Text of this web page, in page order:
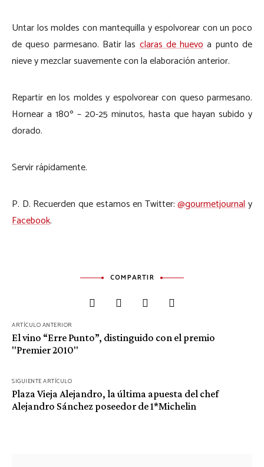
Untar los moldes con mantequilla y espolvorear con un poco
de queso parmesano. Batir lasclaras de huevo a punto de
nieve y mezclar suavemente con la elaboración anterior.
Repartir en los moldes y espolvorear con queso parmesano.
Hornear a 180º – 20-25 minutos, hasta que hayan subido y
dorado.
Servir rápidamente.
P. D. Recuerden que estamos en Twitter:@gourmetjournaly
Facebook.
COMPARTIR
Navegación
de
ARTÍCULO ANTERIOR
El vino “Erre Punto”, distinguido con el premio
"Premier 2010"
SIGUIENTE ARTÍCULO
Plaza Vieja Alejandro, la última apuesta del chef
Alejandro Sánchez poseedor de 1*Michelin